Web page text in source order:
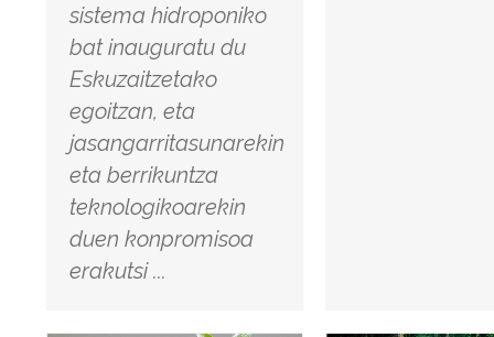
sistema hidroponiko
bat inauguratu du
Eskuzaitzetako
egoitzan, eta
jasangarritasunarekin
eta berrikuntza
teknologikoarekin
duen konpromisoa
erakutsi ...